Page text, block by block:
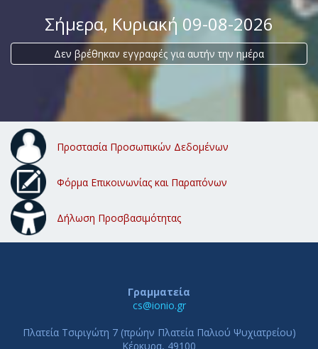
Σήμερα, Κυριακή 09-08-2026
Δεν βρέθηκαν εγγραφές για αυτήν την ημέρα
Προστασία Προσωπικών Δεδομένων
Φόρμα Επικοινωνίας και Παραπόνων
Δήλωση Προσβασιμότητας
Γραμματεία
cs@ionio.gr
Πλατεία Τσιριγώτη 7 (πρώην Πλατεία Παλιού Ψυχιατρείου)
Κέρκυρα, 49100